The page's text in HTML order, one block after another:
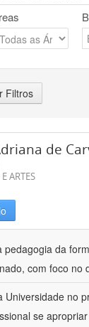
Filtros
de
ARTES
pedagogia da
com foco no
Universidade no
se